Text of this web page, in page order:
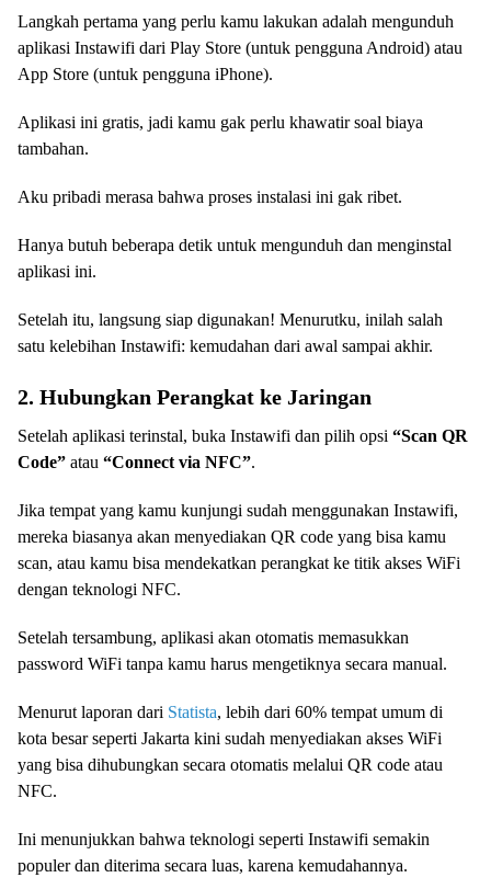
Langkah pertama yang perlu kamu lakukan adalah mengunduh
aplikasi Instawifi dari Play Store (untuk pengguna Android) atau
App Store (untuk pengguna iPhone).
Aplikasi ini gratis, jadi kamu gak perlu khawatir soal biaya
tambahan.
Aku pribadi merasa bahwa proses instalasi ini gak ribet.
Hanya butuh beberapa detik untuk mengunduh dan menginstal
aplikasi ini.
Setelah itu, langsung siap digunakan! Menurutku, inilah salah
satu kelebihan Instawifi: kemudahan dari awal sampai akhir.
2. Hubungkan Perangkat ke Jaringan
Setelah aplikasi terinstal, buka Instawifi dan pilih opsi “Scan QR
Code” atau “Connect via NFC”.
Jika tempat yang kamu kunjungi sudah menggunakan Instawifi,
mereka biasanya akan menyediakan QR code yang bisa kamu
scan, atau kamu bisa mendekatkan perangkat ke titik akses WiFi
dengan teknologi NFC.
Setelah tersambung, aplikasi akan otomatis memasukkan
password WiFi tanpa kamu harus mengetiknya secara manual.
Menurut laporan dari Statista, lebih dari 60% tempat umum di
kota besar seperti Jakarta kini sudah menyediakan akses WiFi
yang bisa dihubungkan secara otomatis melalui QR code atau
NFC.
Ini menunjukkan bahwa teknologi seperti Instawifi semakin
populer dan diterima secara luas, karena kemudahannya.